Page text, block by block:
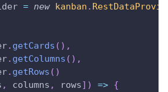
= new kanban .
. getCards ( ) ,
. getColumns ( ) ,
. getRows ( )
, columns , rows] ) => {